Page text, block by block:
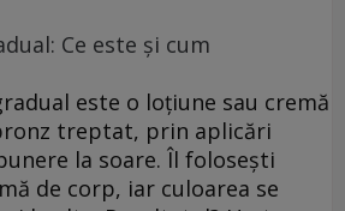
Ce este și cum
este o loțiune sau cremă
treptat, prin aplicări
la soare. Îl folosești
de corp, iar culoarea se